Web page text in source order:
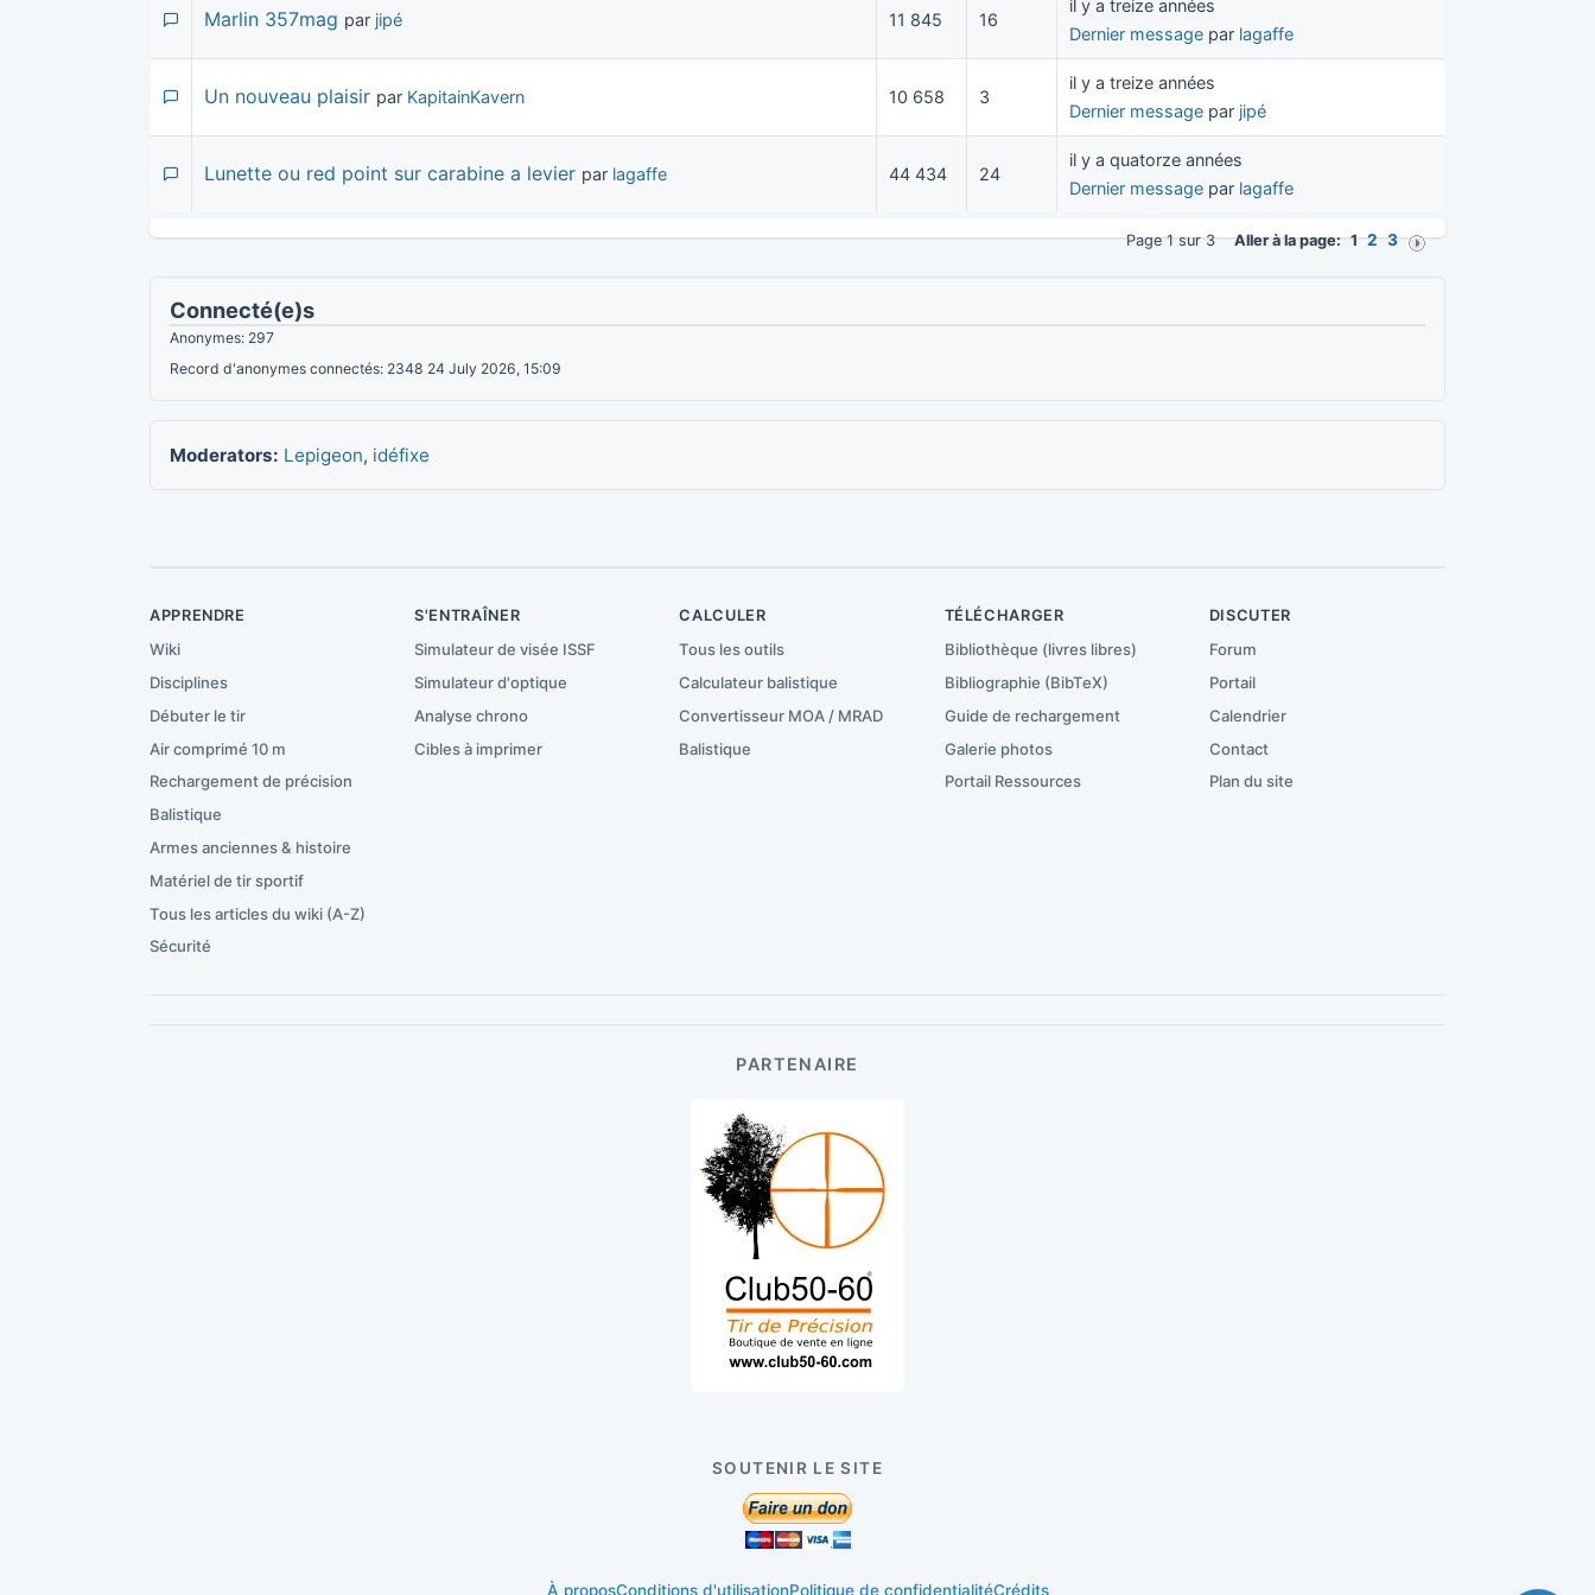
Marlin 357mag par jipé 11 845 16
il y a treize années
Dernier message par lagaffe
Un nouveau plaisir par KapitainKavern 10 658 3
il y a treize années
Dernier message par jipé
Lunette ou red point sur carabine a levier par lagaffe 44 434 24
il y a quatorze années
Dernier message par lagaffe
Page 1 sur 3Aller à la page: 1 2 3
Connecté(e)s
Anonymes: 297
Record d'anonymes connectés: 2348 24 July 2026, 15:09
Moderators: Lepigeon, idéfixe
APPRENDRE
Wiki
Disciplines
Débuter le tir
Air comprimé 10 m
Rechargement de précision
Balistique
Armes anciennes & histoire
Matériel de tir sportif
Tous les articles du wiki (A-Z)
Sécurité
S'ENTRAÎNER
Simulateur de visée ISSF
Simulateur d'optique
Analyse chrono
Cibles à imprimer
CALCULER
Tous les outils
Calculateur balistique
Convertisseur MOA / MRAD
Balistique
TÉLÉCHARGER
Bibliothèque (livres libres)
Bibliographie (BibTeX)
Guide de rechargement
Galerie photos
Portail Ressources
DISCUTER
Forum
Portail
Calendrier
Contact
Plan du site
PARTENAIRE
SOUTENIR LE SITE
À proposConditions d'utilisationPolitique de confidentialitéCrédits